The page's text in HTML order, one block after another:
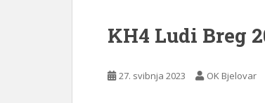
KH4 Ludi Breg
27. svibnja 2023 OK Bjelovar